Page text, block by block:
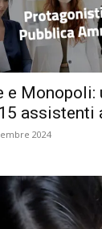
e Monopoli:
2024